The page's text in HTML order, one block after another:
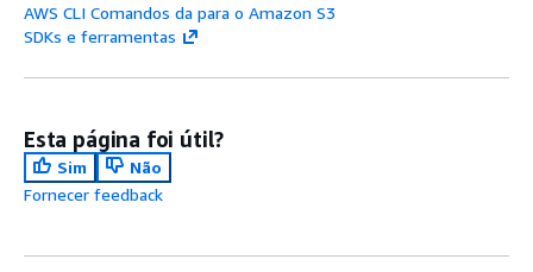
AWS CLI Comandos da para o Amazon S3
SDKs e ferramentas
Esta página foi útil?
Sim
Não
Fornecer feedback